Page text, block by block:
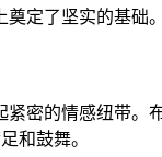
定了坚实的基础。
密的情感纽带。
和鼓舞。